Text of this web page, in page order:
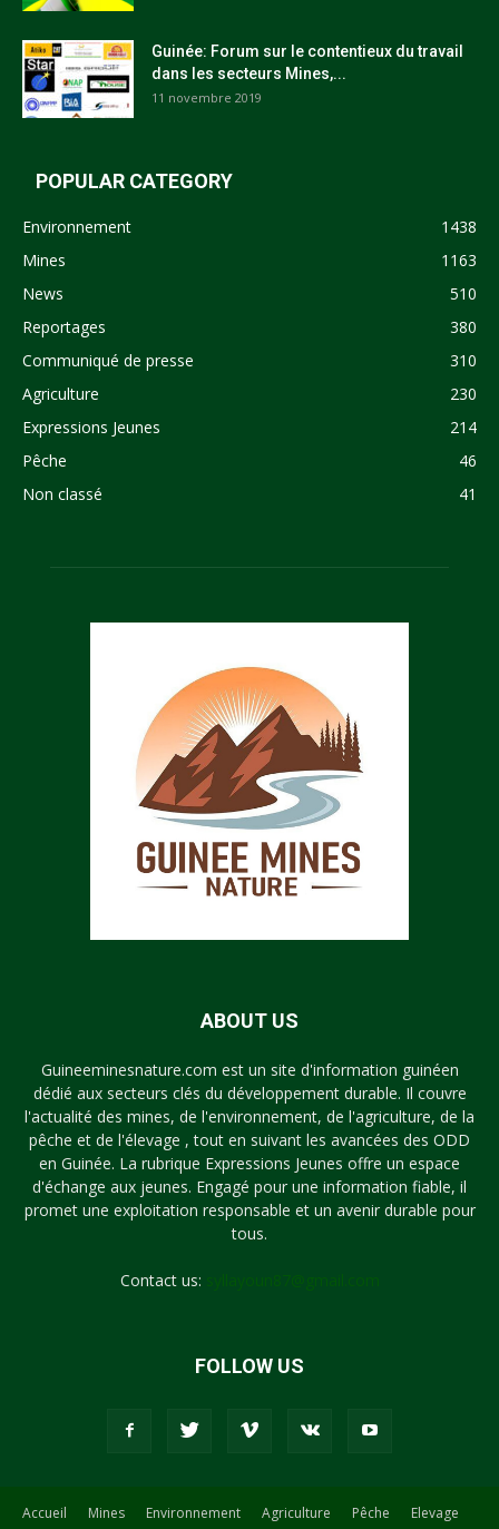
Guinée: Forum sur le contentieux du travail
dans les secteurs Mines,...
11 novembre 2019
POPULAR CATEGORY
Environnement
1438
Mines
1163
News
510
Reportages
380
Communiqué de presse
310
Agriculture
230
Expressions Jeunes
214
Pêche
46
Non classé
41
ABOUT US
Guineeminesnature.com est un site d'information guinéen
dédié aux secteurs clés du développement durable. Il couvre
l'actualité des mines, de l'environnement, de l'agriculture, de la
pêche et de l'élevage , tout en suivant les avancées des ODD
en Guinée. La rubrique Expressions Jeunes offre un espace
d'échange aux jeunes. Engagé pour une information fiable, il
promet une exploitation responsable et un avenir durable pour
tous.
Contact us:
FOLLOW US
Accueil Mines Environnement Agriculture Pêche
Elevage